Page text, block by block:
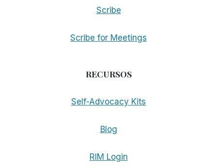
Scribe
Scribe for Meetings
RECURSOS
Self-Advocacy Kits
Blog
RIM Login